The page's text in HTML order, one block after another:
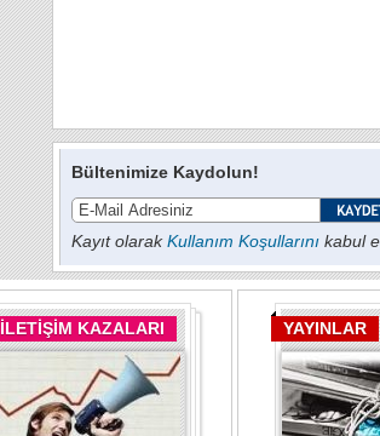
Bültenimize Kaydolun!
Kayıt olarakKullanım Koşullarını kabul
İLETİŞİM KAZALARI YAYINLAR